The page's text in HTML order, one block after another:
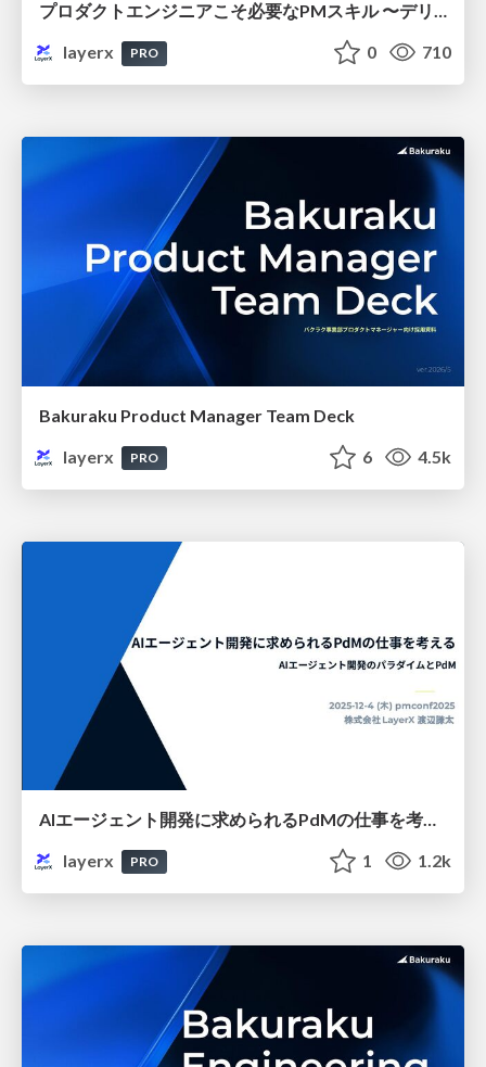
プロダクトエンジニアこそ必要なPMスキル 〜デリバリー力を最大化し、価値を届け続けるために〜
layerx
PRO 0 710
Bakuraku Product Manager Team Deck
layerx
PRO 6 4.5k
AIエージェント開発に求められるPdMの仕事を考える
layerx
PRO 1 1.2k